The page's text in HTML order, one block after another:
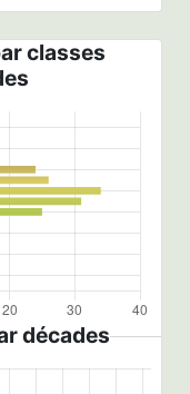
classes
décades